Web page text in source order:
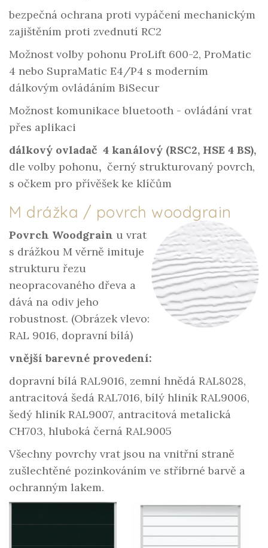
bezpečná ochrana proti vypáčení mechanickým
zajištěním proti zvednutí RC2
Možnost volby pohonu ProLift 600-2, ProMatic
4 nebo SupraMatic E4/P4 s moderním
dálkovým ovládáním BiSecur
Možnost komunikace bluetooth - ovládání vrat
přes aplikaci
dálkový ovladač 4 kanálový (RSC2, HSE 4 BS),
dle volby pohonu, černý strukturovaný povrch,
s očkem pro přívěšek ke klíčům
M drážka / povrch woodgrain
Povrch Woodgrain u vrat
s drážkou M věrně imituje
strukturu řezu
neopracovaného dřeva a
dává na odiv jeho
robustnost. (Obrázek vlevo:
RAL 9016, dopravní bílá)
vnější barevné provedení:
dopravní bílá RAL9016, zemní hnědá RAL8028,
antracitová šedá RAL7016, bílý hliník RAL9006,
šedý hliník RAL9007, antracitová metalická
CH703, hluboká černá RAL9005
Všechny povrchy vrat jsou na vnitřní straně
zušlechtěné pozinkováním ve stříbrné barvě a
ochranným lakem.